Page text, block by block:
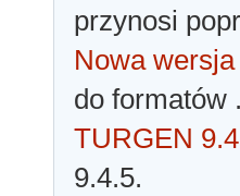
przynosi
Nowa
do formatów
TURGEN
9.4.5.